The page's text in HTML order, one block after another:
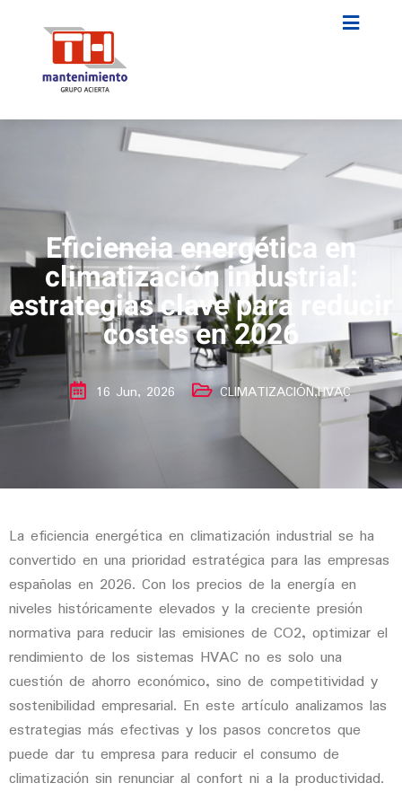
Eficiencia energética en
climatización industrial:
estrategias clave para reducir
costes en 2026
16 Jun, 2026 CLIMATIZACIÓN,HVAC
La eficiencia energética en climatización industrial se ha
convertido en una prioridad estratégica para las empresas
españolas en 2026. Con los precios de la energía en
niveles históricamente elevados y la creciente presión
normativa para reducir las emisiones de CO2, optimizar el
rendimiento de los sistemas HVAC no es solo una
cuestión de ahorro económico, sino de competitividad y
sostenibilidad empresarial. En este artículo analizamos las
estrategias más efectivas y los pasos concretos que
puede dar tu empresa para reducir el consumo de
climatización sin renunciar al confort ni a la productividad.